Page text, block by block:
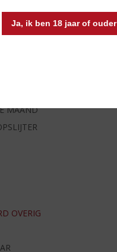
Ja, ik ben 18 jaar of ouder
MAAND
OVERIG